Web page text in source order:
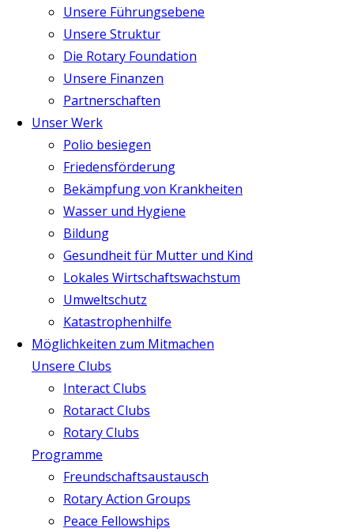
Unsere Führungsebene
Unsere Struktur
Die Rotary Foundation
Unsere Finanzen
Partnerschaften
Unser Werk
Polio besiegen
Friedensförderung
Bekämpfung von Krankheiten
Wasser und Hygiene
Bildung
Gesundheit für Mutter und Kind
Lokales Wirtschaftswachstum
Umweltschutz
Katastrophenhilfe
Möglichkeiten zum Mitmachen
Unsere Clubs
Interact Clubs
Rotaract Clubs
Rotary Clubs
Programme
Freundschaftsaustausch
Rotary Action Groups
Peace Fellowships